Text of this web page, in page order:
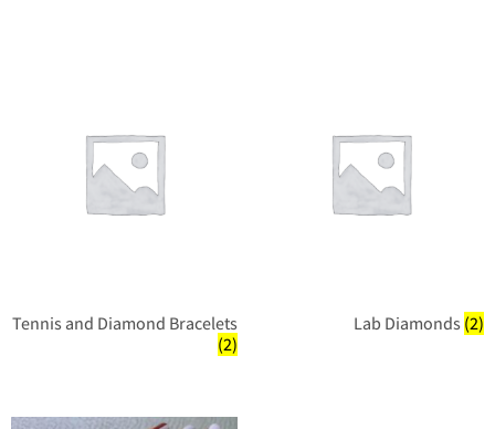
Lab Diamonds(2)
Tennis and Diamond Bracelets
(2)